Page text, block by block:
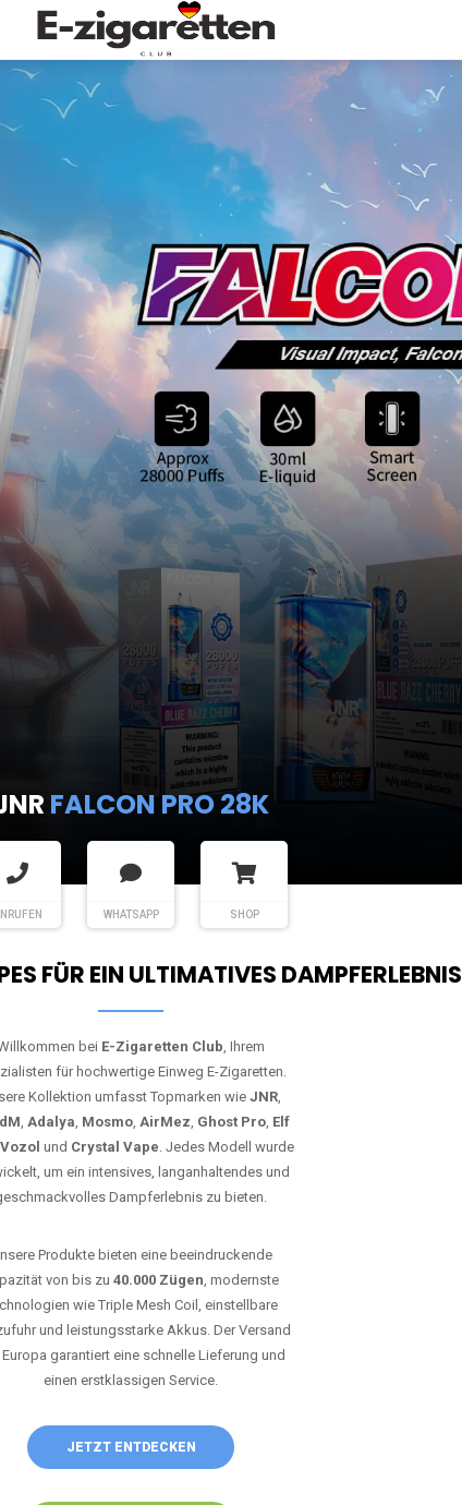
FALCON PRO 28K
WHATSAPP SHOP
FÜR EIN ULTIMATIVES DAMPFERLEBNIS
bei E-Zigaretten Club, Ihrem
für hochwertige Einweg E-Zigaretten.
Kollektion umfasst Topmarken wie JNR,
, Adalya, Mosmo, AirMez, Ghost Pro, Elf
Vozol und Crystal Vape. Jedes Modell wurde
um ein intensives, langanhaltendes und
Dampferlebnis zu bieten.
Produkte bieten eine beeindruckende
von bis zu 40.000 Zügen, modernste
wie Triple Mesh Coil, einstellbare
und leistungsstarke Akkus. Der Versand
Europa garantiert eine schnelle Lieferung und
einen erstklassigen Service.
JETZT ENTDECKEN